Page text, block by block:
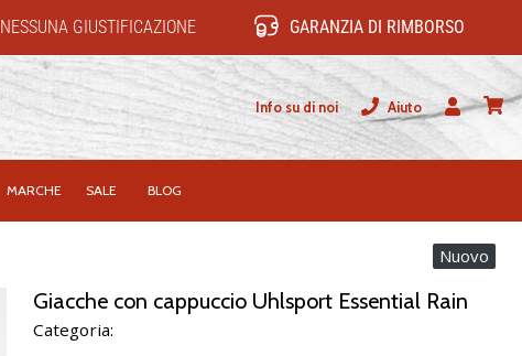
NESSUNA GIUSTIFICAZIONE GARANZIA DI RIMBORSO
Info su di noi
Aiuto
Utente
MARCHE SALE BLOG
Nuovo
Giacche con cappuccio Uhlsport Essential Rain
Categoria: